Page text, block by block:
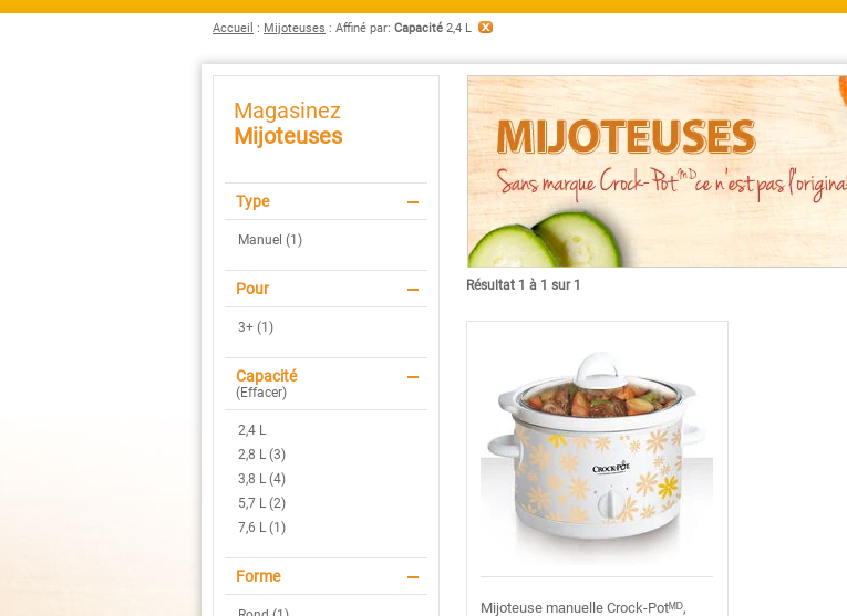
Accueil : Mijoteuses : Affiné par: Capacité 2,4 L
Magasinez
Mijoteuses
Type
Manuel (1)
Pour
3+ (1)
Capacité
(Effacer)
2,4 L
2,8 L (3)
3,8 L (4)
5,7 L (2)
7,6 L (1)
Forme
Résultat 1 à 1 sur 1
Mijoteuse manuelle Crock-Potᴹᴰ,